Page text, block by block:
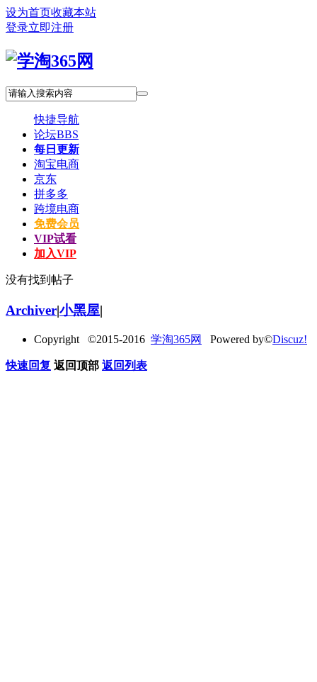
设为首页收藏本站
登录立即注册
快捷导航
论坛BBS
每日更新
淘宝电商
京东
拼多多
跨境电商
免费会员
VIP试看
加入VIP
没有找到帖子
Archiver|小黑屋|
Copyright ©2015-2016 学淘365网 Powered by©Discuz!
快速回复 返回顶部 返回列表